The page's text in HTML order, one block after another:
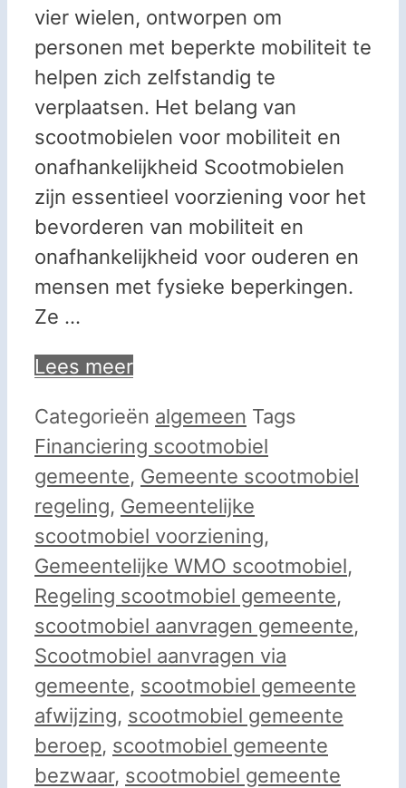
vier wielen, ontworpen om
personen met beperkte mobiliteit te
helpen zich zelfstandig te
verplaatsen. Het belang van
scootmobielen voor mobiliteit en
onafhankelijkheid Scootmobielen
zijn essentieel voorziening voor het
bevorderen van mobiliteit en
onafhankelijkheid voor ouderen en
mensen met fysieke beperkingen.
Ze …
Lees meer
Categorieën algemeen Tags
Financiering scootmobiel
gemeente, Gemeente scootmobiel
regeling, Gemeentelijke
scootmobiel voorziening,
Gemeentelijke WMO scootmobiel,
Regeling scootmobiel gemeente,
scootmobiel aanvragen gemeente,
Scootmobiel aanvragen via
gemeente, scootmobiel gemeente
afwijzing, scootmobiel gemeente
beroep, scootmobiel gemeente
bezwaar, scootmobiel gemeente